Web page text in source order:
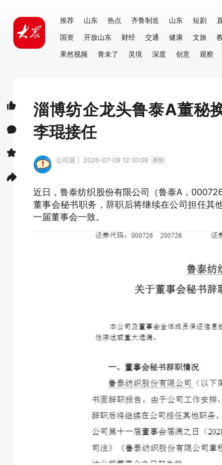
推荐 山东 热点 齐鲁制造 山东 短剧
国资
开放山东 财经 交通 健康 文旅
果然视频
青未了 灵境 深度 创意 观察
淄博纺企龙头鲁泰A董秘
李琨接任
公司观 | 2026-07-09 12:10:08 原创
近日，鲁泰纺织股份有限公司（鲁泰A，
董事会秘书职务，辞职后将继续在公司担任其
一届董事会一致。